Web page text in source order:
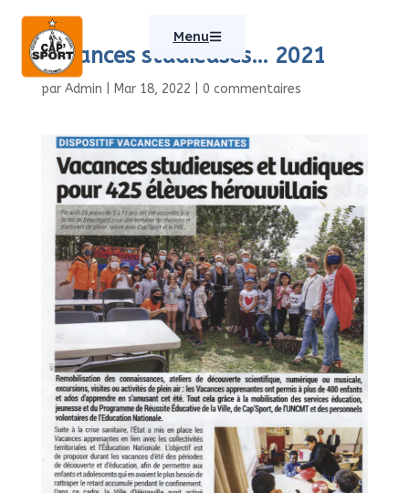
Menu
vacances studieuses… 2021
par Admin Mar 18, 2022 0 commentaires